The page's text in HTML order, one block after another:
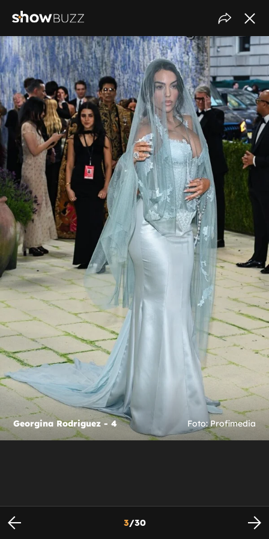
Georgina Rodriguez - 4 Foto: Profimedia
3/30